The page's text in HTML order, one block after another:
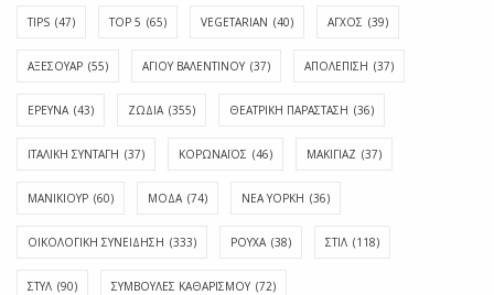
TIPS (47) TOP 5 (65) VEGETARIAN (40) ΑΓΧΟΣ (39)
ΑΞΕΣΟΥΑΡ (55) ΑΓΊΟΥ ΒΑΛΕΝΤΊΝΟΥ (37) ΑΠΟΛΈΠΙΣΗ (37)
ΕΡΕΥΝΑ (43) ΖΩΔΙΑ (355) ΘΕΑΤΡΙΚΗ ΠΑΡΑΣΤΑΣΗ (36)
ΙΤΑΛΙΚΗ ΣΥΝΤΑΓΗ (37) ΚΟΡΩΝΑΪΟΣ (46) ΜΑΚΙΓΙΑΖ (37)
ΜΑΝΙΚΙΟΥΡ (60) ΜΟΔΑ (74) ΝΕΑ ΥΟΡΚΗ (36)
ΟΙΚΟΛΟΓΙΚΗ ΣΥΝΕΙΔΗΣΗ (333) ΡΟΥΧΑ (38) ΣΤΙΛ (118)
ΣΤΥΛ (90) ΣΥΜΒΟΥΛΕΣ ΚΑΘΑΡΙΣΜΟΥ (72)